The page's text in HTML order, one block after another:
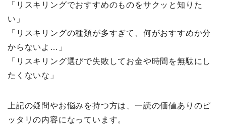
「リスキリングでおすすめのものをサクッと知りた
い」
「リスキリングの種類が多すぎて、何がおすすめか分
からないよ…」
「リスキリング選びで失敗してお金や時間を無駄にし
たくないな」
上記の疑問やお悩みを持つ方は、一読の価値ありのピ
ッタリの内容になっています。